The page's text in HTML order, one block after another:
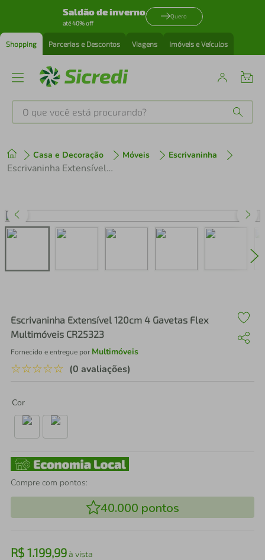
Saldão de inverno
até 40% off
Quero
Shopping Parcerias e Descontos Viagens Imóveis e Veículos
O que você está procurando?
Casa e Decoração Móveis Escrivaninha
Escrivaninha Extensível 120cm 4 Gavetas Flex Multimóveis CR25323
Escrivaninha Extensível 120cm 4 Gavetas Flex
Multimóveis CR25323
Fornecido e entregue por Multimóveis
☆☆☆☆☆ (0 avaliações)
Cor
Compre com pontos:
40.000 pontos
R$ 1.199,99à vista
1º tenis
perfume